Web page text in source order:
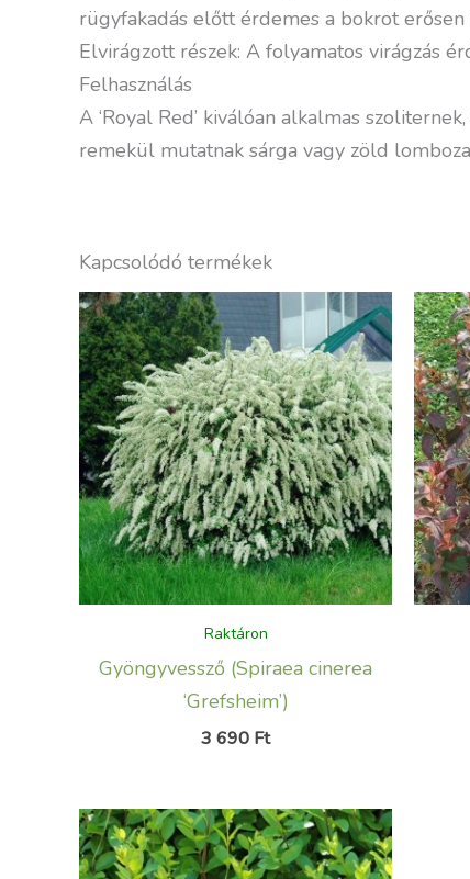
rügyfakadás előtt érdemes a bokrot
Elvirágzott részek: A folyamatos virágzás
Felhasználás
A ‘Royal Red’ kiválóan alkalmas
remekül mutatnak sárga vagy zöld
Kapcsolódó termékek
Raktáron
Gyöngyvessző (Spiraea cinerea
‘Grefsheim’)
3 690 Ft